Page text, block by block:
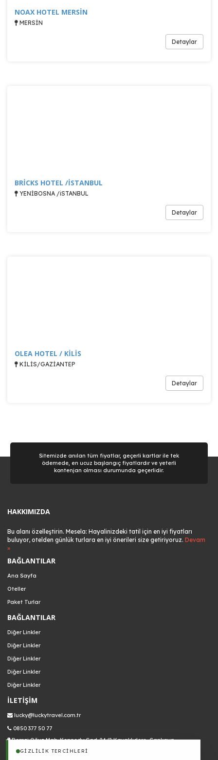
GIZLILIK TERCIHLERI
NOAX HOTEL MERSİN
MERSİN
Detaylar
BRİCKS HOTEL /İSTANBUL
YENİBOSNA /iSTANBUL
Detaylar
OLEA HOTEL / KİLİS
KİLİS/GAZİANTEP
Detaylar
Sitemizde anılan tüm fiyatlar, geçerli kartlar ile tek
ödemede, en ucuz başlangıç fiyatlardır ve yeterli
kontenjan olması durumunda geçerlidir.
HAKKIMIZDA
Bu alanı özelleştirin. Mesela: Hayalinizdeki tatil için en iyi fiyatları
buluyor, otelden günlük turlara en iyi önerileri size getiriyoruz. Devam
»
BAĞLANTILAR
Ana Sayfa
Oteller
Paket Turlar
BAĞLANTILAR
Diğer Linkler
Diğer Linkler
Diğer Linkler
Diğer Linkler
Diğer Linkler
İLETİŞİM
lucky@luckytravel.com.tr
0850 377 50 77
Remzi Oğuz Mah. Kennedy Cad. 24/2 Kavaklıdere, Çankaya